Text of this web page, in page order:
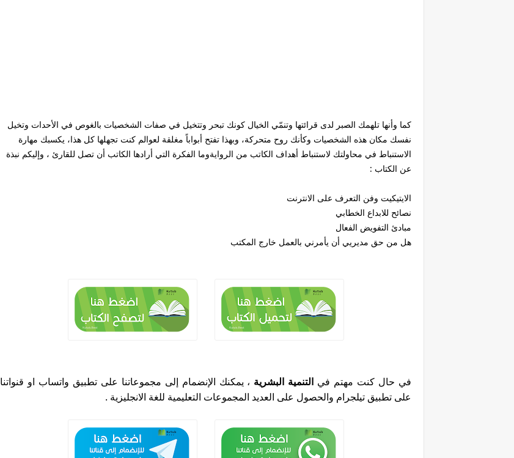
كما وأنها تلهمك الصبر لدى قرائتها وتنمّي الخيال كونك تبحر وتتخيل في صفات الشخصيات بالغوص في الأحدات وتخيل
نفسك مكان هذه الشخصيات وكأنك روح متحركة، وبهذا تفتح أبواباً مغلقة لعوالم كنت تجهلها كل هذا، يكسبك مهارة
الاستنباط في محاولتك لاستنباط أهداف الكاتب من الروايةوما الفكرة التي أرادها الكاتب أن تصل للقارئ ، وإليكم نبذة
عن الكتاب :
الايتيكيت وفن التعرف على الانترنت
نصائح للابداع الخطابي
مبادئ التفويض الفعال
هل من حق مديريي أن يأمرني بالعمل خارج المكتب
في حال كنت مهتم في التنمية البشرية ، يمكنك الإنضمام إلى مجموعاتنا على تطبيق واتساب او قنواتنا
على تطبيق تيلجرام والحصول على العديد المجموعات التعليمية للغة الانجليزية .